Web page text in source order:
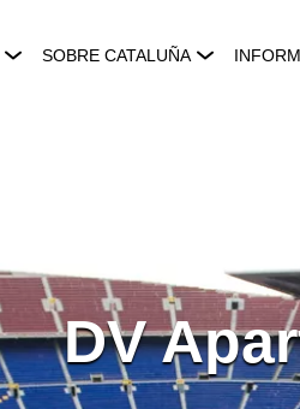
SOBRE CATALUÑA
DV